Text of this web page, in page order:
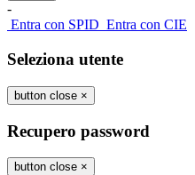
-
Entra con SPID Entra con CIE
Seleziona utente
button close ×
Recupero password
button close ×